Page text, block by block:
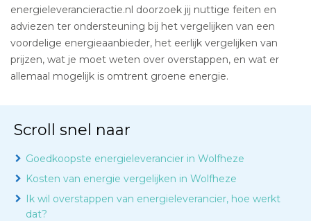
energieleverancieractie.nl doorzoek jij nuttige feiten en
adviezen ter ondersteuning bij het vergelijken van een
voordelige energieaanbieder, het eerlijk vergelijken van
prijzen, wat je moet weten over overstappen, en wat er
allemaal mogelijk is omtrent groene energie.
Scroll snel naar
Goedkoopste energieleverancier in Wolfheze
Kosten van energie vergelijken in Wolfheze
Ik wil overstappen van energieleverancier, hoe werkt
dat?